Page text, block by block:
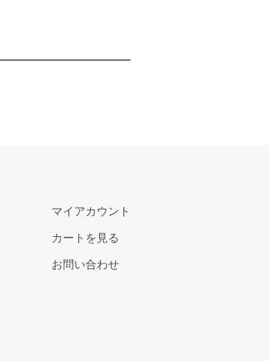
マイアカウント
カートを見る
お問い合わせ